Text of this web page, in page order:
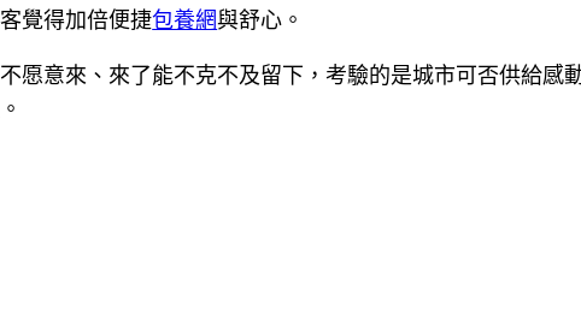
覺得加倍便捷包養網與舒心。
愿意來、來了能不克不及留下，考驗的是城市可否供給感